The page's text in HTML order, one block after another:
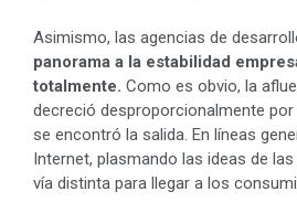
Asimismo, las agencias de
panorama a la estabilidad
totalmente. Como es obvio, la
decreció desproporcionalmente
se encontró la salida. En líneas
Internet, plasmando las ideas de
vía distinta para llegar a los